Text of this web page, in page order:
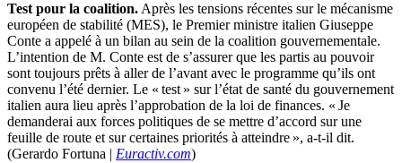
Test pour la coalition. Après les tensions récentes sur le mécanisme
européen de stabilité (MES), le Premier ministre italien Giuseppe
Conte a appelé à un bilan au sein de la coalition gouvernementale.
L’intention de M. Conte est de s’assurer que les partis au pouvoir
sont toujours prêts à aller de l’avant avec le programme qu’ils ont
convenu l’été dernier. Le « test » sur l’état de santé du gouvernement
italien aura lieu après l’approbation de la loi de finances. « Je
demanderai aux forces politiques de se mettre d’accord sur une
feuille de route et sur certaines priorités à atteindre », a-t-il dit.
(Gerardo Fortuna | Euractiv.com)